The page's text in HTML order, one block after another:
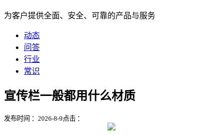
为客户提供全面、安全、可靠的产品与服务
动态
问答
行业
常识
宣传栏一般都用什么材质
发布时间 ：2026-8-9 点击 ：